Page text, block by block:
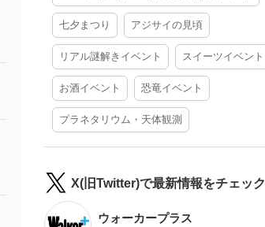
七夕まつり アジサイの見頃
リアル謎解きイベント スイーツイベント
お酒イベント 恐竜イベント
プラネタリウム・天体観測
X(旧Twitter)で最新情報をチェック
ウォーカープラス